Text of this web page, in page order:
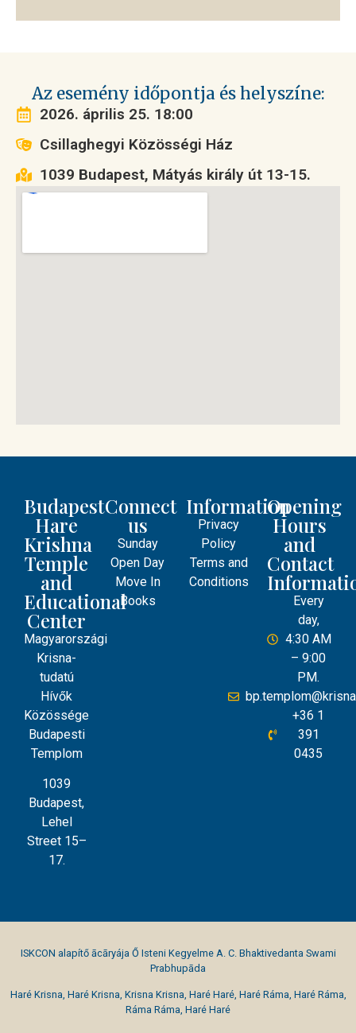
Az esemény időpontja és helyszíne:
2026. április 25. 18:00
Csillaghegyi Közösségi Ház
1039 Budapest, Mátyás király út 13-15.
Budapest
Hare
Krishna
Temple
and
Educational
Center
Magyarországi
Krisna-
tudatú
Hívők
Közössége
Budapesti
Templom
1039
Budapest,
Lehel
Street 15–
17.
Connect
us
Sunday
Open Day
Move In
Books
Information
Privacy
Policy
Terms and
Conditions
Opening
Hours
and
Contact
Every
day,
4:30 AM
– 9:00
PM.
+36 1
391
0435
ISKCON alapítő ācāryája Ő Isteni Kegyelme A. C. Bhaktivedanta Swami
Prabhupāda
Haré Krisna, Haré Krisna, Krisna Krisna, Haré Haré, Haré Ráma, Haré Ráma,
Ráma Ráma, Haré Haré